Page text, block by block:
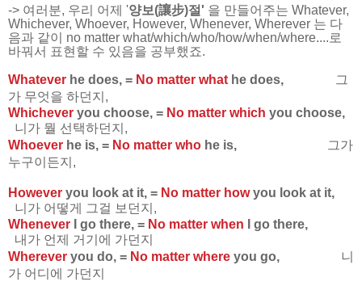
-> 여러분, 우리 어제 '양보(讓步)절' 을 만들어주는 Whatever,
Whichever, Whoever, However, Whenever, Wherever 는 다
음과 같이 no matter what/which/who/how/when/where....로
바꿔서 표현할 수 있음을 공부했죠.
Whatever he does, = No matter what he does,
그
가 무엇을 하던지,
Whichever you choose, = No matter which you choose,
니가 뭘 선택하던지,
Whoever he is, = No matter who he is,
그가
누구이든지,
However you look at it, = No matter howyou look at it,
니가 어떻게 그걸 보던지,
Whenever I go there, = No matter when I go there,
내가 언제 거기에 가던지
Wherever you do, = No matter where you go,
니
가 어디에 가던지